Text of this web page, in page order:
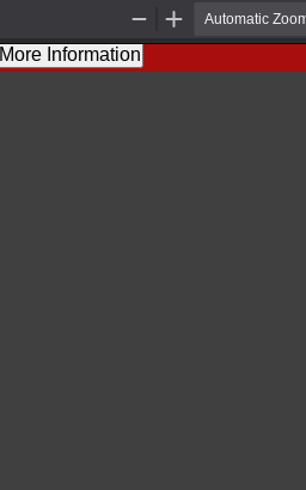
Out
More Information